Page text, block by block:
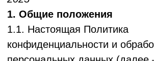
разработана в соответствии с требованиями
Федерального закона от 27.07.2006 г. №
152-ФЗ «О персональных данных» (далее –
«Закон о персональных данных») и